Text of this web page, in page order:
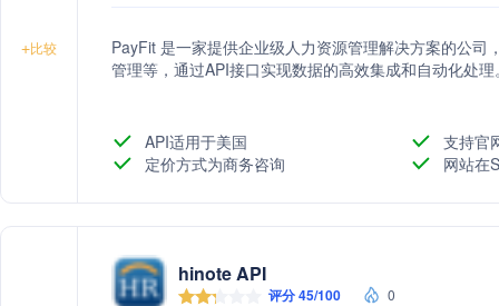
+比较
PayFit 是一家提供企业级人力资源管理解决方案的公
管理等，通过API接口实现数据的高效集成和自动化处理
API适用于美国
支持官
定价方式为商务咨询
网站在
hinote API
评分 45/100 0